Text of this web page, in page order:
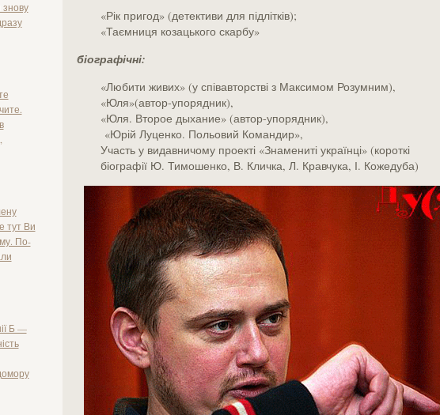
тут Ви
По-
Б —
«Рік пригод» (детективи для підлітків);
«Таємниця козацького скарбу»
біографічні:
«Любити живих» (у співавторстві з Максимом Розумним),
«Юля»(автор-упорядник),
«Юля. Второе дыхание» (автор-упорядник),
«Юрій Луценко. Польовий Командир»,
Участь у видавничому проекті «Знамениті українці» (короткі
біографії Ю. Тимошенко, В. Кличка, Л. Кравчука, І. Кожедуба)